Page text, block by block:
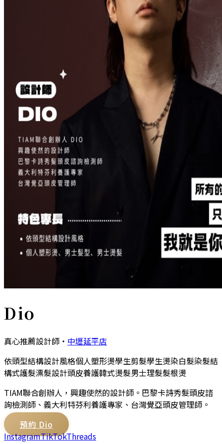
Dio
真心推薦設計師 ・ 中壢延平店
依頭型結構設計風格個人塑形燙學生剪髮學生燙染白髮染髮結
構式護髮漂髮設計頭皮養護韓式燙髮男士理髮髮根燙
TIAM聯合創辦人，興趣使然的設計師。巴黎卡詩秀髮頭皮諮
詢檢測師、義大利特芬利養護專家、台灣覺亞頭皮管理師。
預約 Dio
InstagramTikTokThreads